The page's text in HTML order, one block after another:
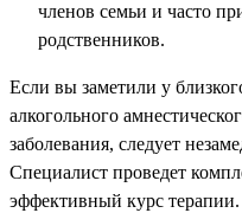
членов семьи и часто
родственников.
Если вы заметили у
алкогольного
заболевания, следует
Специалист проведет
эффективный курс терапии.